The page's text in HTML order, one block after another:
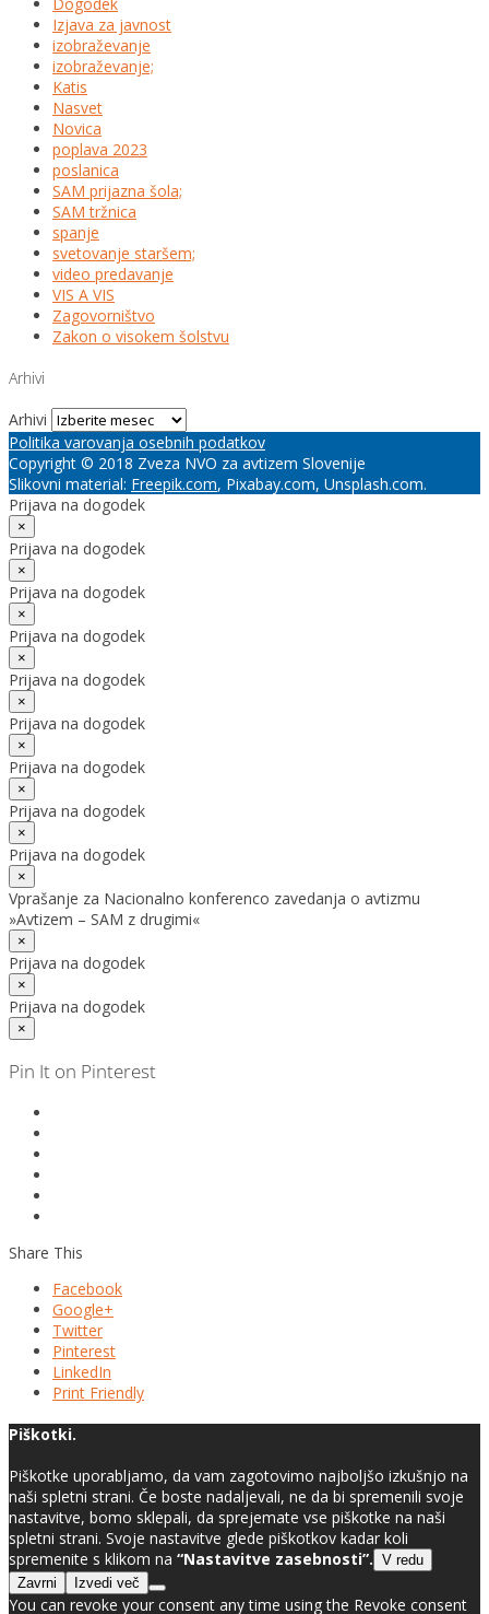
Izjava za javnost
izobraževanje
izobraževanje;
Katis
Nasvet
Novica
poplava 2023
poslanica
SAM prijazna šola;
SAM tržnica
spanje
svetovanje staršem;
video predavanje
VIS A VIS
Zagovorništvo
Zakon o visokem šolstvu
Arhivi
Arhivi
Politika varovanja osebnih podatkov
Copyright © 2018 Zveza NVO za avtizem Slovenije
Slikovni material: Freepik.com, Pixabay.com, Unsplash.com.
Prijava na dogodek
×
Prijava na dogodek
×
Prijava na dogodek
×
Prijava na dogodek
×
Prijava na dogodek
×
Prijava na dogodek
×
Prijava na dogodek
×
Prijava na dogodek
×
Prijava na dogodek
×
Vprašanje za Nacionalno konferenco zavedanja o avtizmu
»Avtizem – SAM z drugimi«
×
Prijava na dogodek
×
Prijava na dogodek
×
Pin It on Pinterest
Share This
Facebook
Google+
Twitter
Pinterest
LinkedIn
Print Friendly
Piškotki.
Piškotke uporabljamo, da vam zagotovimo najboljšo izkušnjo na
naši spletni strani. Če boste nadaljevali, ne da bi spremenili svoje
nastavitve, bomo sklepali, da sprejemate vse piškotke na naši
spletni strani. Svoje nastavitve glede piškotkov kadar koli
spremenite s klikom na “Nastavitve zasebnosti”. V redu
Zavrni
Izvedi več
You can revoke your consent any time using the Revoke consent